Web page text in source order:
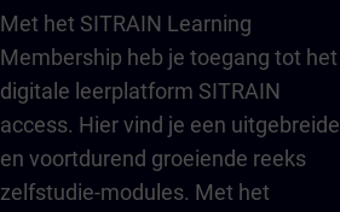
Met het SITRAIN Learning
Membership heb je toegang tot het
digitale leerplatform SITRAIN
access. Hier vind je een uitgebreide
en voortdurend groeiende reeks
zelfstudie-modules. Met het